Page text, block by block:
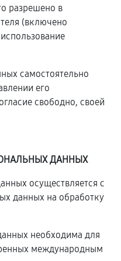
разрешено в
(включено
самостоятельно
его
свободно, своей
ДАННЫХ
осуществляется с
данных на обработку
необходима для
международным